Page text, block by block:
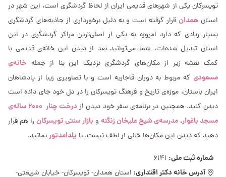
تویسرکان یکی از شهرهای قدیمی ایران از لحاظ گردشگری است، این شهر در
استان همدانقرار گرفته است و به دلیل برخورداری از جاذبه‌های گردشگری
بسیار زیادی که دارد امروزه به یکی از اصلی‌ترین مراکز گردشگری در این
استان تبدیل شده‌‌ات. شما می‌توانید بعد از دیدن این خانه‌ی قدیمی با
کمک نقشه زیر از مکان‌های گردشگری نزدیک این بنا از جمله خانه‌ی
مسعودی که مربوط به دوران قاجاریه است و با تصاویری زیبا از پادشاهان
ایران باستان، موزه‌ی تاریخ و فرهنگ تویسرکان را در دل خود جای داده است
دیدن کنید. همچنین در برنامه‌ی سفر خود دیدن از
درخت چنار ۲۰۰۰ ساله‌ی
مسجد باغوار، مدرسه‌ی شیخ علیخان زنگنهو بازار سنتی تویسرکان را هم قرار
دهید که دیدن این مکان‌ها خالی از لطف نیست. با یلدامدتوربمانید.
شماره ثبت ملی: 6141
آدرس خانه دکتر اقتداری: استان همدان- تویسرکان- خیابان شریعتی-